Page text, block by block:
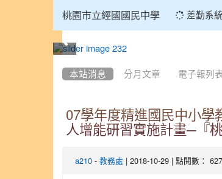
桃園市立經國國民中學 差勤系統
本站消息 分月文章 電子報列
07學年度精進國民中小學
人增能研習實施計畫─『
a210 - 教務處 | 2018-10-29 | 點閱數： 627